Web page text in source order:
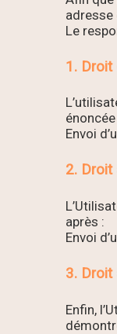
adresse
Le
1. Droit
énoncée
Envoi
2. Droit
après :
Envoi
3. Droit
Enfin,